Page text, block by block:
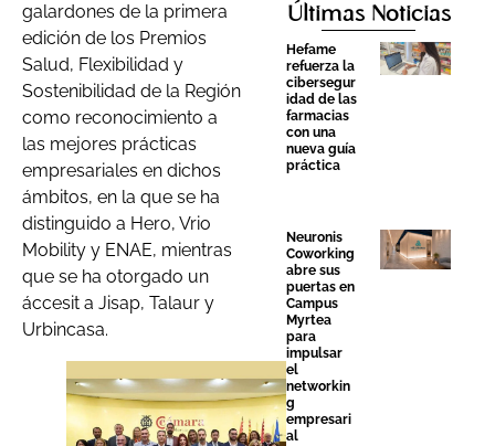
galardones de la primera
edición de los Premios
Salud, Flexibilidad y
Sostenibilidad de la Región
como reconocimiento a
las mejores prácticas
empresariales en dichos
ámbitos, en la que se ha
distinguido a Hero, Vrio
Mobility y ENAE, mientras
que se ha otorgado un
áccesit a Jisap, Talaur y
Urbincasa.
Últimas Noticias
Hefame
refuerza la
cibersegur
idad de las
farmacias
con una
nueva guía
práctica
Neuronis
Coworking
abre sus
puertas en
Campus
Myrtea
para
impulsar
el
networkin
g
empresari
al